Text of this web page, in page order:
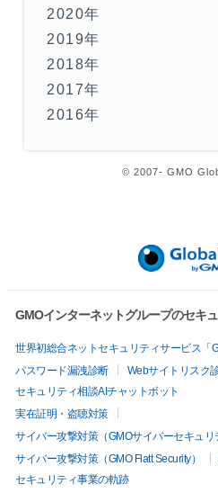
2020年
2019年
2018年
2017年
2016年
© 2007- GMO
GMOインターネットグループのセキ
世界初総合ネットセキュリティサービス「
パスワード漏洩診断
Webサイトリスク
セキュリティ相談AIチャットボット
実在証明・盗聴対策
サイバー攻撃対策（GMOサイバーセキュリ
サイバー攻撃対策（GMO Flatt Security）
セキュリティ事業の軌跡